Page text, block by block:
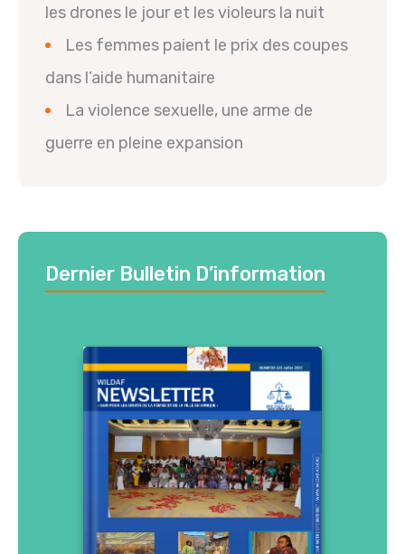
les drones le jour et les violeurs la nuit
Les femmes paient le prix des coupes
dans l’aide humanitaire
La violence sexuelle, une arme de
guerre en pleine expansion
Dernier Bulletin D’information